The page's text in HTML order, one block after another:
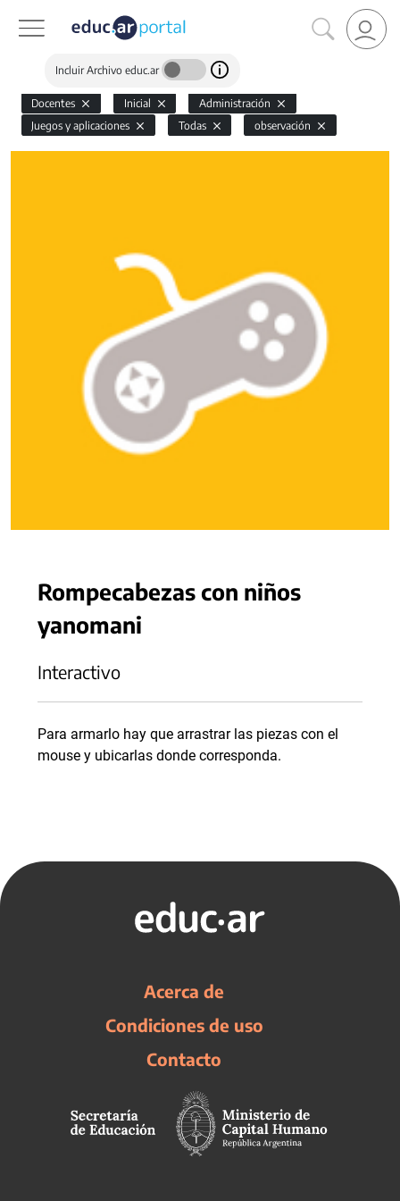
Incluir Archivo educ.ar
Docentes Inicial
Administración
Juegos y aplicaciones
Todas observación
Rompecabezas con niños
yanomani
Interactivo
Para armarlo hay que arrastrar las piezas con el
mouse y ubicarlas donde corresponda.
Acerca de
Condiciones de uso
Contacto